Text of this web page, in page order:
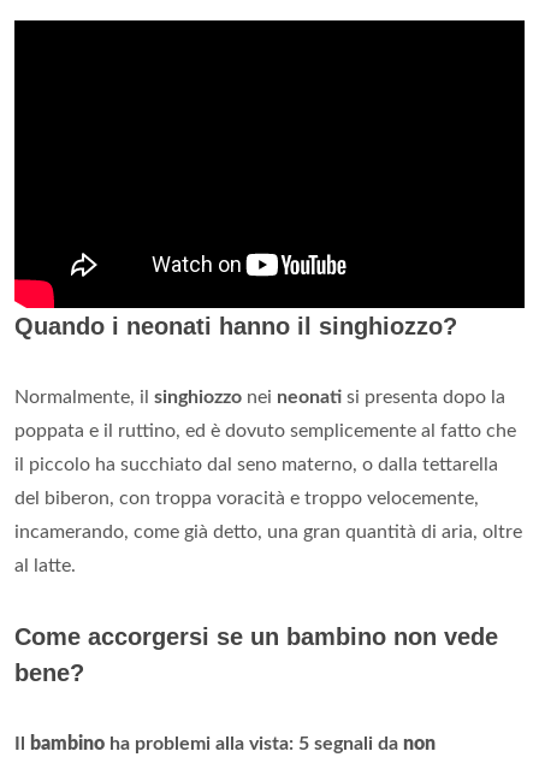
Quando i neonati hanno il singhiozzo?
Normalmente, il singhiozzo nei neonati si presenta dopo la
poppata e il ruttino, ed è dovuto semplicemente al fatto che
il piccolo ha succhiato dal seno materno, o dalla tettarella
del biberon, con troppa voracità e troppo velocemente,
incamerando, come già detto, una gran quantità di aria, oltre
al latte.
Come accorgersi se un bambino non vede
bene?
bambino ha problemi alla vista: 5 segnali da non